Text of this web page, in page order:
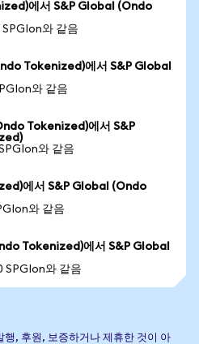
에서 S&P Global (Ondo
와 같음
Tokenized)에서 S&P Global
와 같음
Tokenized)에서 S&P
와 같음
에서 S&P Global (Ondo
와 같음
Tokenized)에서 S&P Global
와 같음
, 후원, 보증하거나 제휴한 것이 아